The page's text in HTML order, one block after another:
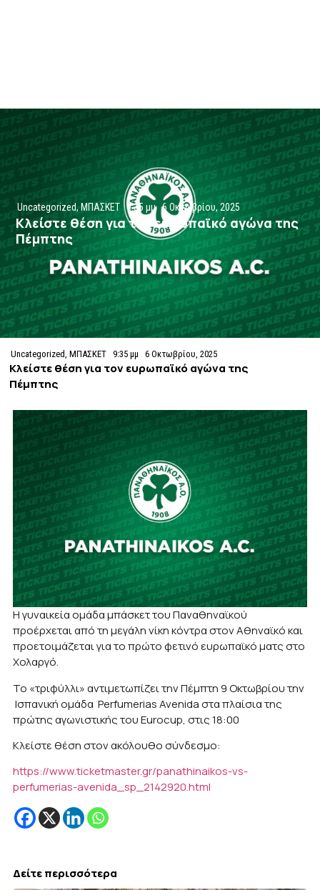
Uncategorized, ΜΠΑΣΚΕΤ 9:35 μμ 6 Οκτωβρίου, 2025
Κλείστε θέση για τον ευρωπαϊκό αγώνα της
Πέμπτης
Uncategorized ,ΜΠΑΣΚΕΤ 9:35 μμ 6 Οκτωβρίου, 2025
Κλείστε θέση για τον ευρωπαϊκό αγώνα της
Πέμπτης
Η γυναικεία ομάδα μπάσκετ του Παναθηναϊκού
προέρχεται από τη μεγάλη νίκη κόντρα στον Αθηναϊκό και
προετοιμάζεται για το πρώτο φετινό ευρωπαϊκό ματς στο
Χολαργό.
Το «τριφύλλι» αντιμετωπίζει την Πέμπτη 9 Οκτωβρίου την
Ισπανική ομάδα Perfumerias Avenida στα πλαίσια της
πρώτης αγωνιστικής του Eurocup, στις 18:00
Κλείστε θέση στον ακόλουθο σύνδεσμο:
https://www.ticketmaster.gr/panathinaikos-vs-
perfumerias-avenida_sp_2142920.html
Δείτε περισσότερα